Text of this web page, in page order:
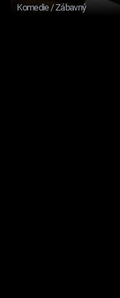
Komedie / Zábavný